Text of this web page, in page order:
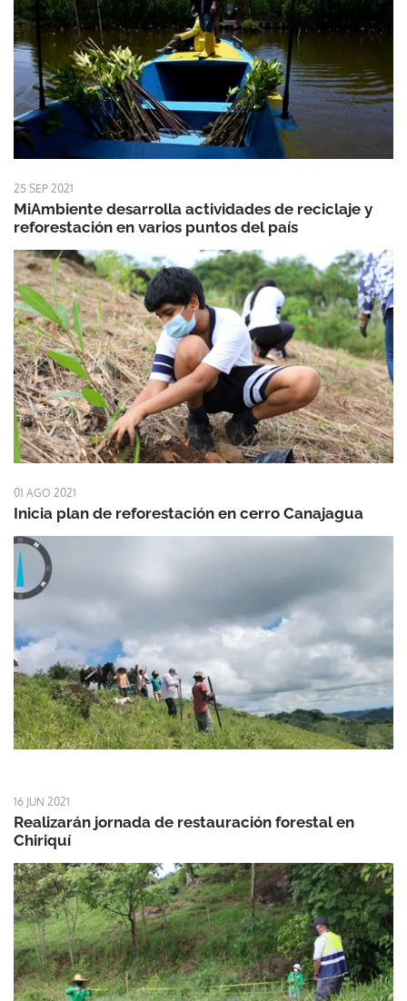
25 SEP 2021
MiAmbiente desarrolla actividades de reciclaje y
reforestación en varios puntos del país
01 AGO 2021
Inicia plan de reforestación en cerro Canajagua
16 JUN 2021
Realizarán jornada de restauración forestal en
Chiriquí